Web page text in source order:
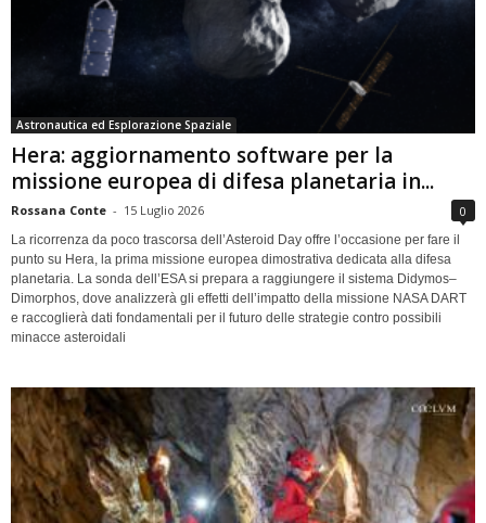
Astronautica ed Esplorazione Spaziale
Hera: aggiornamento software per la
missione europea di difesa planetaria in...
Rossana Conte - 15 Luglio 2026 0
La ricorrenza da poco trascorsa dell’Asteroid Day offre l’occasione per fare il
punto su Hera, la prima missione europea dimostrativa dedicata alla difesa
planetaria. La sonda dell’ESA si prepara a raggiungere il sistema Didymos–
Dimorphos, dove analizzerà gli effetti dell’impatto della missione NASA DART
e raccoglierà dati fondamentali per il futuro delle strategie contro possibili
minacce asteroidali